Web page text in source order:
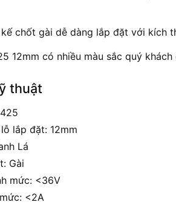
chốt gài dễ dàng lắp đặt với kích
12mm có nhiều màu sắc quý
thuật
lắp đặt: 12mm
Lá
Gài
mức: <36V
<2A